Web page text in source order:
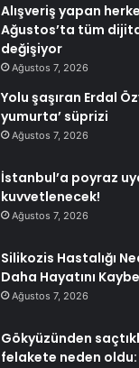
Alışveriş yapan
Ağustos’ta tüm
değişiyor
Ağustos 7, 2026
Yolu şaşıran Erdal
yumurta’ süprizi
Ağustos 7, 2026
İstanbul’a poyraz
kuvvetlenecek!
Ağustos 7, 2026
Silikozis Hastalığı
Daha Hayatını
Ağustos 7, 2026
Gökyüzünden
felakete neden